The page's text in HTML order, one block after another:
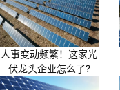
人事变动频繁！这家光
伏龙头企业怎么了?